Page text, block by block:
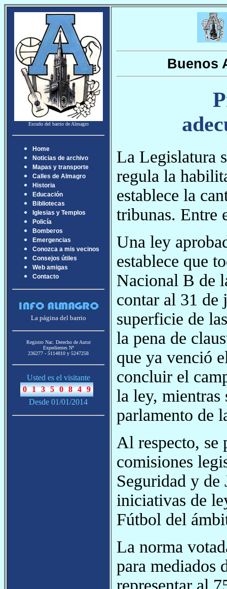
Escudo del barrio de Almagro
Home
Noticias de archivo
Mapas y transporte
Calles de Almagro
Historia
Educación
Bibliotecas
Iglesias y Templos
Policía
Bomberos
Emergencias
Conozca a mis vecinos
Consejos útiles
Web amigas
Contacto
La página del barrio
Registro Nac. Derecho de Autor
Expedientes Nª
236277 - 5114810 y 5247258
Usted es el visitante
Desde 01/01/2014
Buenos
La Legislatura
regula la
establece la
tribunas. Entre
Una ley
establece que
Nacional B de
contar al 31 de
superficie de
la pena de
que ya venció
concluir el
la ley, mientras
parlamento de
Al respecto, se
comisiones
Seguridad y de
iniciativas de
Fútbol del
La norma
para mediados
representar al